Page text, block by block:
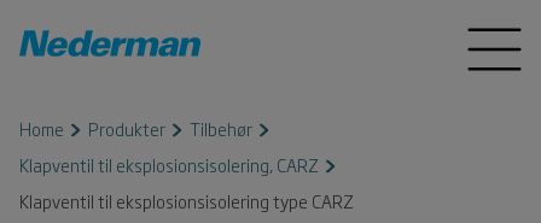
Home Produkter
Tilbehør
Klapventil til eksplosionsisolering, CARZ
Klapventil til eksplosionsisolering type CARZ